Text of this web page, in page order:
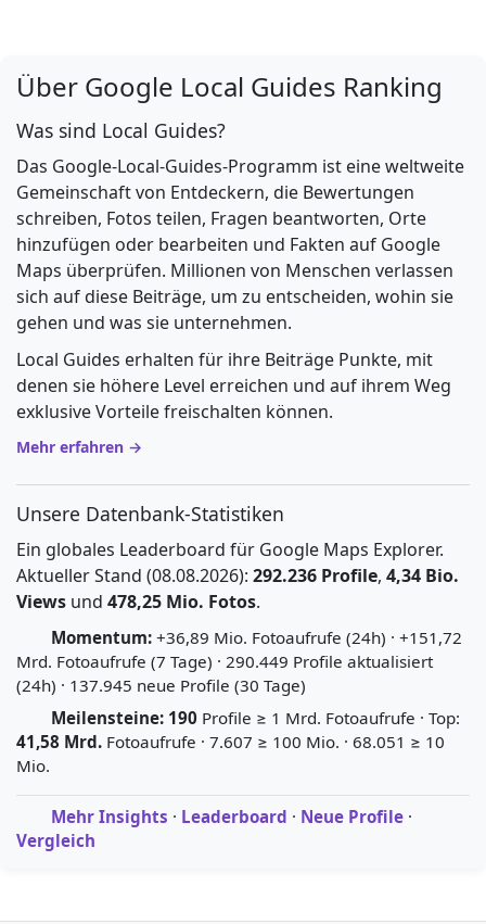
Über Google Local Guides Ranking
Was sind Local Guides?
Das Google-Local-Guides-Programm ist eine weltweite
Gemeinschaft von Entdeckern, die Bewertungen
schreiben, Fotos teilen, Fragen beantworten, Orte
hinzufügen oder bearbeiten und Fakten auf Google
Maps überprüfen. Millionen von Menschen verlassen
sich auf diese Beiträge, um zu entscheiden, wohin sie
gehen und was sie unternehmen.
Local Guides erhalten für ihre Beiträge Punkte, mit
denen sie höhere Level erreichen und auf ihrem Weg
exklusive Vorteile freischalten können.
Mehr erfahren →
Unsere Datenbank-Statistiken
Ein globales Leaderboard für Google Maps Explorer.
Aktueller Stand (08.08.2026): 292.236 Profile, 4,34 Bio.
Views und 478,25 Mio. Fotos.
Momentum: +36,89 Mio. Fotoaufrufe (24h) · +151,72
Mrd. Fotoaufrufe (7 Tage) · 290.449 Profile aktualisiert
(24h) · 137.945 neue Profile (30 Tage)
Meilensteine: 190 Profile ≥ 1 Mrd. Fotoaufrufe · Top:
41,58 Mrd. Fotoaufrufe · 7.607 ≥ 100 Mio. · 68.051 ≥ 10
Mio.
Mehr Insights · Leaderboard · Neue Profile ·
Vergleich